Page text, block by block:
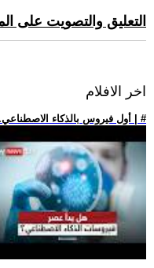
التعليق والتصويت على
اخر الافلام
.. أول فيروس بالذكاء الاصطناعي.. هل تخرج الأمور عن السيطرة؟ | #